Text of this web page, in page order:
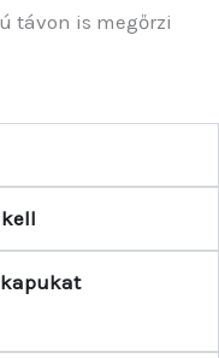
távon is megőrzi